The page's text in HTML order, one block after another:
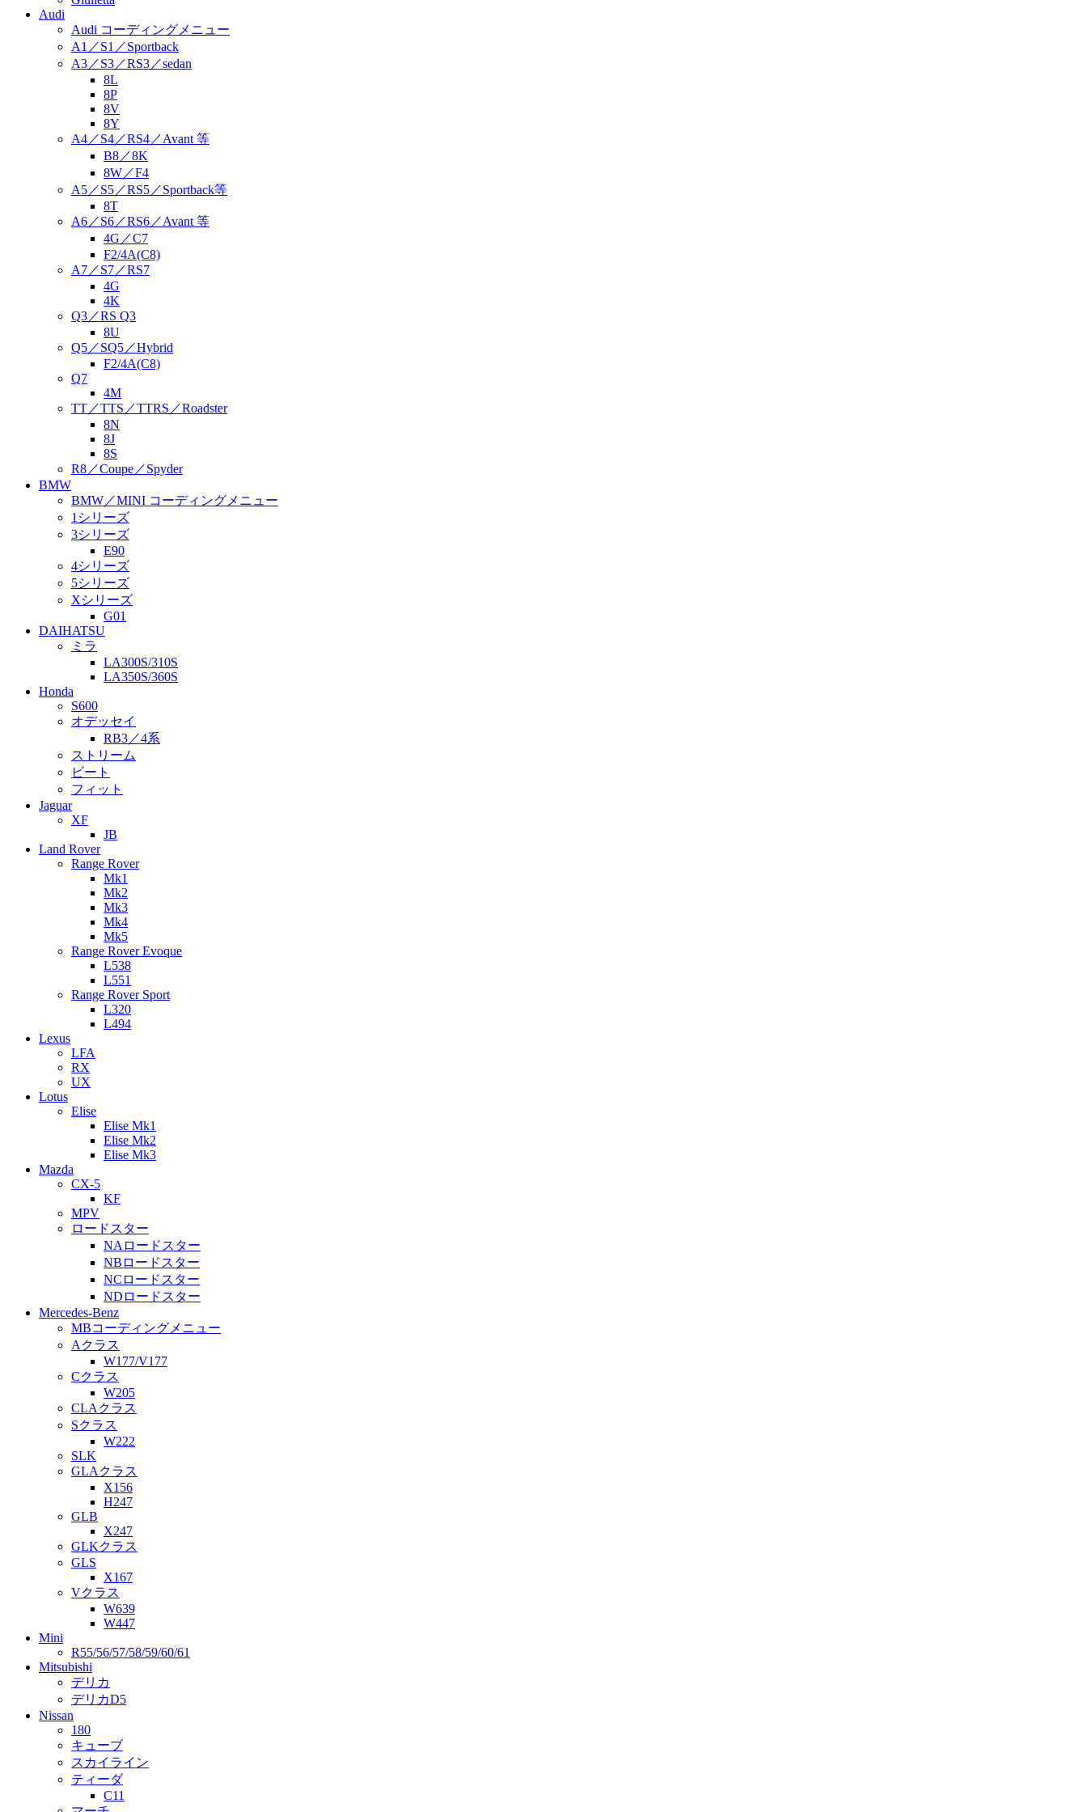
Audi
Audi コーディングメニュー
A1／S1／Sportback
A3／S3／RS3／sedan
8L
8P
8V
8Y
A4／S4／RS4／Avant 等
B8／8K
8W／F4
A5／S5／RS5／Sportback等
8T
A6／S6／RS6／Avant 等
4G／C7
F2/4A(C8)
A7／S7／RS7
4G
4K
Q3／RS Q3
8U
Q5／SQ5／Hybrid
F2/4A(C8)
Q7
4M
TT／TTS／TTRS／Roadster
8N
8J
8S
R8／Coupe／Spyder
BMW
BMW／MINI コーディングメニュー
1シリーズ
3シリーズ
E90
4シリーズ
5シリーズ
Xシリーズ
G01
DAIHATSU
ミラ
LA300S/310S
LA350S/360S
Honda
S600
オデッセイ
RB3／4系
ストリーム
ビート
フィット
Jaguar
XF
JB
Land Rover
Range Rover
Mk1
Mk2
Mk3
Mk4
Mk5
Range Rover Evoque
L538
L551
Range Rover Sport
L320
L494
Lexus
LFA
RX
UX
Lotus
Elise
Elise Mk1
Elise Mk2
Elise Mk3
Mazda
CX-5
KF
MPV
ロードスター
NAロードスター
NBロードスター
NCロードスター
NDロードスター
Mercedes-Benz
MBコーディングメニュー
Aクラス
W177/V177
Cクラス
W205
CLAクラス
Sクラス
W222
SLK
GLAクラス
X156
H247
GLB
X247
GLKクラス
GLS
X167
Vクラス
W639
W447
Mini
R55/56/57/58/59/60/61
Mitsubishi
デリカ
デリカD5
Nissan
180
キューブ
スカイライン
ティーダ
C11